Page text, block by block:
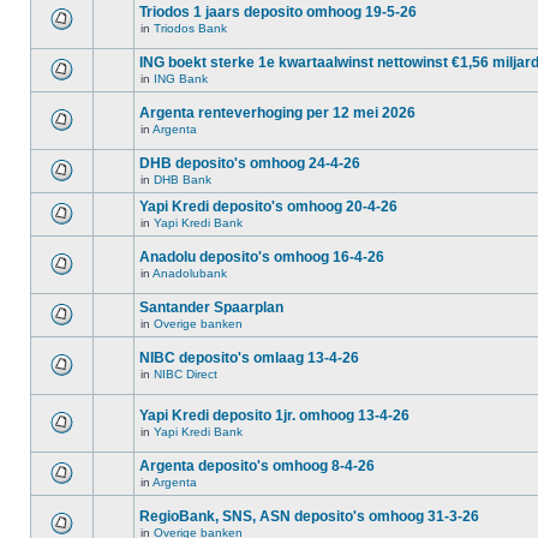
Triodos 1 jaars deposito omhoog 19-5-26
in Triodos Bank
ING boekt sterke 1e kwartaalwinst nettowinst €1,56 miljard
in ING Bank
Argenta renteverhoging per 12 mei 2026
in Argenta
DHB deposito's omhoog 24-4-26
in DHB Bank
Yapi Kredi deposito's omhoog 20-4-26
in Yapi Kredi Bank
Anadolu deposito's omhoog 16-4-26
in Anadolubank
Santander Spaarplan
in Overige banken
NIBC deposito's omlaag 13-4-26
in NIBC Direct
Yapi Kredi deposito 1jr. omhoog 13-4-26
in Yapi Kredi Bank
Argenta deposito's omhoog 8-4-26
in Argenta
RegioBank, SNS, ASN deposito's omhoog 31-3-26
in Overige banken